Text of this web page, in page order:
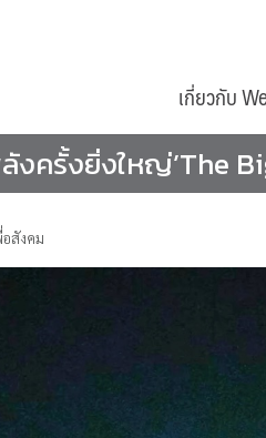
เกี่ยวกับ
งครั้งยิ่งใหญ่’The
อสังคม